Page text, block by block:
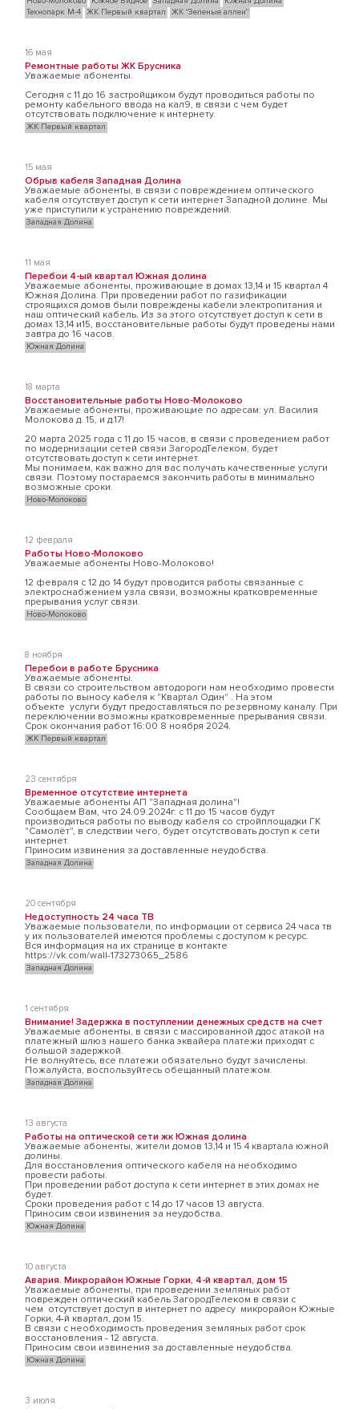
Технопарк М-4 ЖК Первый квартал ЖК "Зеленые аллеи"
16 мая
Ремонтные работы ЖК Брусника
Уважаемые абоненты.
Сегодня с 11 до 16 застройщиком будут проводиться работы по
ремонту кабельного ввода на кал9, в связи с чем будет
отсутствовать подключение к интернету.
ЖК Первый квартал
15 мая
Обрыв кабеля Западная Долина
Уважаемые абоненты, в связи с повреждением оптического
кабеля отсутствует доступ к сети интернет Западной долине. Мы
уже приступили к устранению повреждений.
Западная Долина
11 мая
Перебои 4-ый квартал Южная долина
Уважаемые абоненты, проживающие в домах 13,14 и 15 квартал 4
Южная Долина. При проведении работ по газификации
строящихся домов были повреждены кабели электропитания и
наш оптический кабель. Из за этого отсутствует доступ к сети в
домах 13,14 и15, восстановительные работы будут проведены нами
завтра до 16 часов.
Южная Долина
18 марта
Восстановительные работы Ново-Молоково
Уважаемые абоненты, проживающие по адресам: ул. Василия
Молокова д. 15, и д.17!
20 марта 2025 года с 11 до 15 часов, в связи с проведением работ
по модернизации сетей связи ЗагородТелеком, будет
отсутствовать доступ к сети интернет.
Мы понимаем, как важно для вас получать качественные услуги
связи. Поэтому постараемся закончить работы в минимально
возможные сроки.
Ново-Молоково
12 февраля
Работы Ново-Молоково
Уважаемые абоненты Ново-Молоково!
12 февраля с 12 до 14 будут проводится работы связанные с
электроснабжением узла связи, возможны кратковременные
прерывания услуг связи.
Ново-Молоково
8 ноября
Перебои в работе Брусника
Уважаемые абоненты.
В связи со строительством автодороги нам необходимо провести
работы по выносу кабеля к "Квартал Один" . На этом
объекте услуги будут предоставляться по резервному каналу. При
переключении возможны кратковременные прерывания связи.
Срок окончания работ 16:00 8 ноября 2024.
ЖК Первый квартал
23 сентября
Временное отсутствие интернета
Уважаемые абоненты АП "Западная долина"!
Сообщаем Вам, что 24.09.2024г. с 11 до 15 часов будут
производиться работы по выводу кабеля со стройплощадки ГК
"Самолёт", в следствии чего, будет отсутствовать доступ к сети
интернет.
Приносим извинения за доставленные неудобства.
Западная Долина
20 сентября
Недоступность 24 часа ТВ
Уважаемые пользователи, по информации от сервиса 24 часа тв
у их пользователей имеются проблемы с доступом к ресурс.
Вся информация на их странице в контакте
https://vk.com/wall-173273065_2586
Западная Долина
1 сентября
Внимание! Задержка в поступлении денежных средств на счет
Уважаемые абоненты, в связи с массированной ддос атакой на
платежный шлюз нашего банка эквайера платежи приходят с
большой задержкой.
Не волнуйтесь, все платежи обязательно будут зачислены.
Пожалуйста, воспользуйтесь обещанный платежом.
Западная Долина
13 августа
Работы на оптической сети жк Южная долина
Уважаемые абоненты, жители домов 13,14 и 15 4 квартала южной
долины.
Для восстановления оптического кабеля на необходимо
провести работы.
При проведении работ доступа к сети интернет в этих домах не
будет.
Сроки проведения работ с 14 до 17 часов 13 августа.
Приносим свои извинения за неудобства.
Южная Долина
10 августа
Авария. Микрорайон Южные Горки, 4-й квартал, дом 15
Уважаемые абоненты, при проведении земляных работ
поврежден оптический кабель ЗагородТелеком в связи с
чем отсутствует доступ в интернет по адресу микрорайон Южные
Горки, 4-й квартал, дом 15.
В связи с необходимость проведения земляных работ срок
восстановления - 12 августа.
Приносим свои извинения за доставленные неудобства.
Южная Долина
3 июля